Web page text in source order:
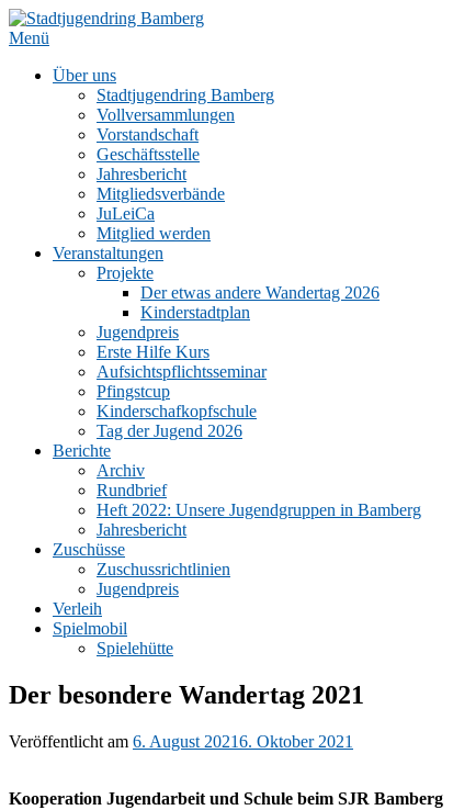
Zum
Inhalt
Menü
Über uns
Stadtjugendring Bamberg
Vollversammlungen
Vorstandschaft
Geschäftsstelle
Jahresbericht
Mitgliedsverbände
JuLeiCa
Mitglied werden
Veranstaltungen
Projekte
Der etwas andere Wandertag 2026
Kinderstadtplan
Jugendpreis
Erste Hilfe Kurs
Aufsichtspflichtsseminar
Pfingstcup
Kinderschafkopfschule
Tag der Jugend 2026
Berichte
Archiv
Rundbrief
Heft 2022: Unsere Jugendgruppen in Bamberg
Jahresbericht
Zuschüsse
Zuschussrichtlinien
Jugendpreis
Verleih
Spielmobil
Spielehütte
Der besondere Wandertag 2021
Veröffentlicht am 6. August 20216. Oktober 2021
Kooperation Jugendarbeit und Schule beim SJR Bamberg